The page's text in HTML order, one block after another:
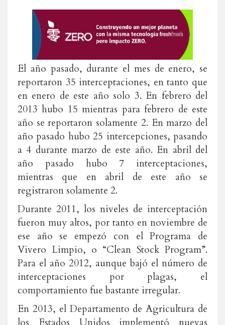
El año pasado, durante el mes de enero, se
reportaron 35 interceptaciones, en tanto que
en enero de este año solo 3. En febrero del
2013 hubo 15 mientras para febrero de este
año se reportaron solamente 2. En marzo del
año pasado hubo 25 intercepciones, pasando
a 4 durante marzo de este año. En abril del
año pasado hubo 7 interceptaciones,
mientras que en abril de este año se
registraron solamente 2.
Durante 2011, los niveles de interceptación
fueron muy altos, por tanto en noviembre de
ese año se empezó con el Programa de
Vivero Limpio, o “Clean Stock Program”.
Para el año 2012, aunque bajó el número de
interceptaciones por plagas, el
comportamiento fue bastante irregular.
En 2013, el Departamento de Agricultura de